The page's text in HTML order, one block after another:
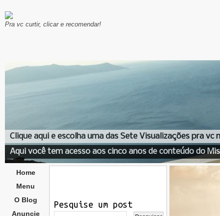
Pra vc curtir, clicar e recomendar!
Clique aqui e escolha uma das Sete Visualizações pra vc
Aqui você tem acesso aos cinco anos de conteúdo do
Home
Menu
O Blog
Anuncie
Pesquise um post